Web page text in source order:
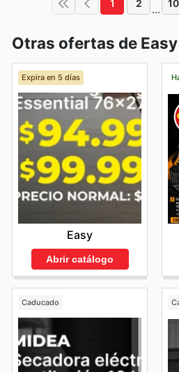
1 2 ... 10
Otras ofertas de Easy
Expira en 5 días
Easy
Abrir catálogo
Caducado